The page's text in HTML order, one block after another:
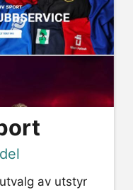
av utstyr